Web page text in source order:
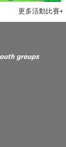
更多活動比賽+